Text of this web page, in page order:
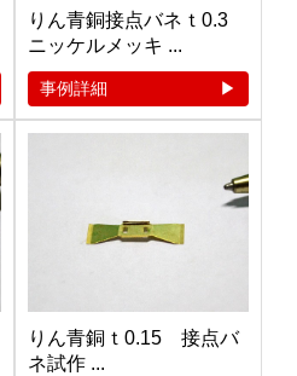
りん青銅接点バネｔ0.3
ニッケルメッキ ...
事例詳細
りん青銅ｔ0.15 接点バ
ネ試作 ...